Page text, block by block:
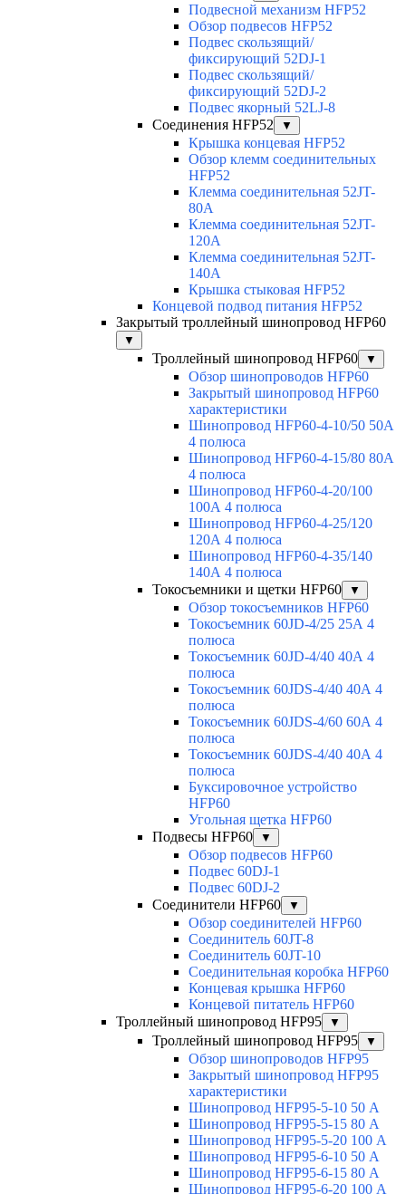
Подвесной механизм HFP52
Обзор подвесов HFP52
Подвес скользящий/
фиксирующий 52DJ-1
Подвес скользящий/
фиксирующий 52DJ-2
Подвес якорный 52LJ-8
Соединения HFP52
▼
Крышка концевая HFP52
Обзор клемм соединительных
HFP52
Клемма соединительная 52JT-
80A
Клемма соединительная 52JT-
120A
Клемма соединительная 52JT-
140A
Крышка стыковая HFP52
Концевой подвод питания HFP52
Закрытый троллейный шинопровод HFP60
▼
Троллейный шинопровод HFP60 ▼
Обзор шинопроводов HFP60
Закрытый шинопровод HFP60
характеристики
Шинопровод HFP60-4-10/50 50А
4 полюса
Шинопровод HFP60-4-15/80 80А
4 полюса
Шинопровод HFP60-4-20/100
100А 4 полюса
Шинопровод HFP60-4-25/120
120А 4 полюса
Шинопровод HFP60-4-35/140
140А 4 полюса
Токосъемники и щетки HFP60
▼
Обзор токосъемников HFP60
Токосъемник 60JD-4/25 25А 4
полюса
Токосъемник 60JD-4/40 40А 4
полюса
Токосъемник 60JDS-4/40 40А 4
полюса
Токосъемник 60JDS-4/60 60А 4
полюса
Токосъемник 60JDS-4/40 40А 4
полюса
Буксировочное устройство
HFP60
Угольная щетка HFP60
Подвесы HFP60
▼
Обзор подвесов HFP60
Подвес 60DJ-1
Подвес 60DJ-2
Соединители HFP60
▼
Обзор соединителей HFP60
Соединитель 60JT-8
Соединитель 60JT-10
Соединительная коробка HFP60
Концевая крышка HFP60
Концевой питатель HFP60
Троллейный шинопровод HFP95
▼
Троллейный шинопровод HFP95 ▼
Обзор шинопроводов HFP95
Закрытый шинопровод HFP95
характеристики
Шинопровод HFP95-5-10 50 А
Шинопровод HFP95-5-15 80 А
Шинопровод HFP95-5-20 100 А
Шинопровод HFP95-6-10 50 А
Шинопровод HFP95-6-15 80 А
Шинопровод HFP95-6-20 100 А